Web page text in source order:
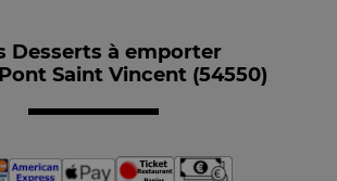
Desserts à emporter
Saint Vincent (54550)